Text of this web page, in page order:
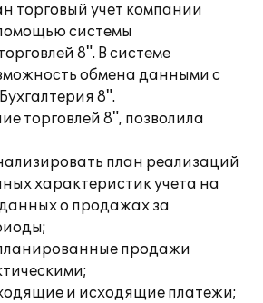
торговый учет компании
системы
8". В системе
обмена данными с
8".
торговлей 8", позволила
план реализаций
характеристик учета на
о продажах за
продажи
и исходящие платежи;